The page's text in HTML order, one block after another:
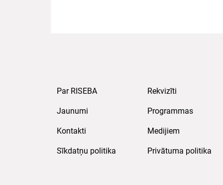
Par RISEBA Rekvizīti
Jaunumi Programmas
Kontakti Medijiem
Sīkdatņu politika Privātuma politika